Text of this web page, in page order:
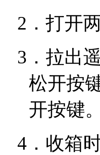
2． 打开
3． 拉出
松开按
开按键。
4． 收箱